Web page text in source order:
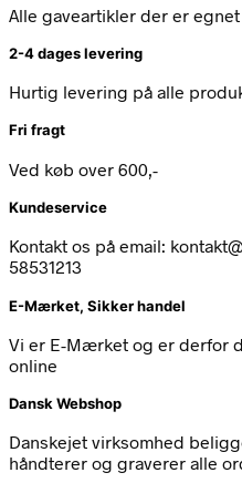
Alle gaveartikler der er
2-4 dages levering
Hurtig levering på alle
Fri fragt
Ved køb over 600,-
Kundeservice
Kontakt os på email:
58531213
E-Mærket, Sikker handel
Vi er E-Mærket og er derfor
online
Dansk Webshop
Danskejet virksomhed
håndterer og graverer alle